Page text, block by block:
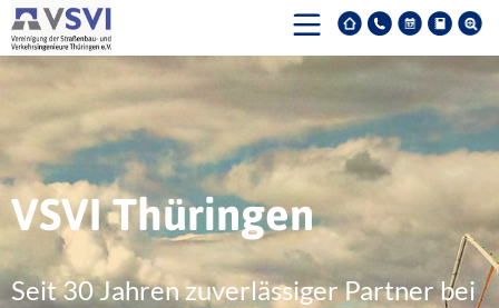
VSVI Thüringen
Seit 30 Jahren zuverlässiger Partner bei